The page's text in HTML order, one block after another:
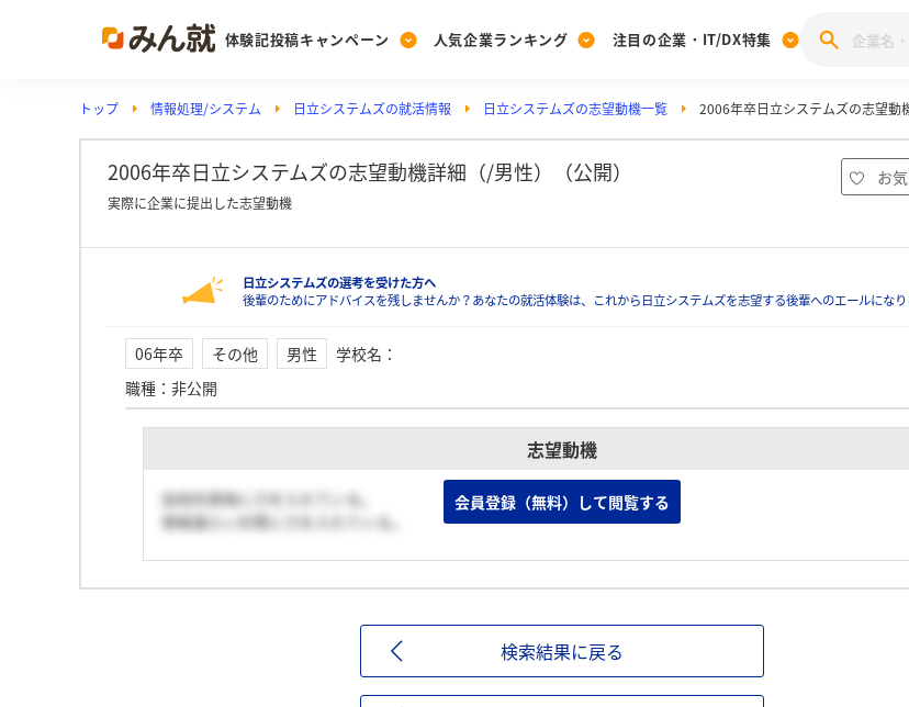
体験記投稿キャンペーン
Post
投稿する
[27卒] 本選考体験記投稿キャンペーン
人気企業ランキング
Ranking
ランキングを見る
みんなのDX企業就職ブランド調査
Vote
投票する
注目の企業・IT/DX特集
PickUp
注目の企業特集
トップ 情報処理/システム 日立システムズの就活情報 日立システムズの志望動機一覧 2006年卒日立システムズの志望動
2006年卒日立システムズの志望動機詳細（/男性）（公開） お
実際に企業に提出した志望動機
日立システムズの選考を受けた方へ
後輩のためにアドバイスを残しませんか？あなたの就活体験は、これから日立システムズを志望する後輩へのエールになり
06年卒 その他 男性 学校名 ：
職種 ： 非公開
志望動機
技術的資格に力を入れている。
情報漏えい対策に力を入れている。
会員登録（無料）して閲覧する
検索結果に戻る